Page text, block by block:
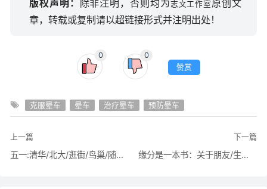
版权声明： 除非注明，否则均为志文工作室 原创文
章，转载或复制请以超链接形式并注明出处！
0
0
赞赏
克服晕车 晕车 治疗晕车 预防晕车
上一篇
五一:清华/北大/逛街/鸟巢/随感 2011-05-01
下一篇
缘分是一本书：关于朋友/生活/工作/爱情/婚姻